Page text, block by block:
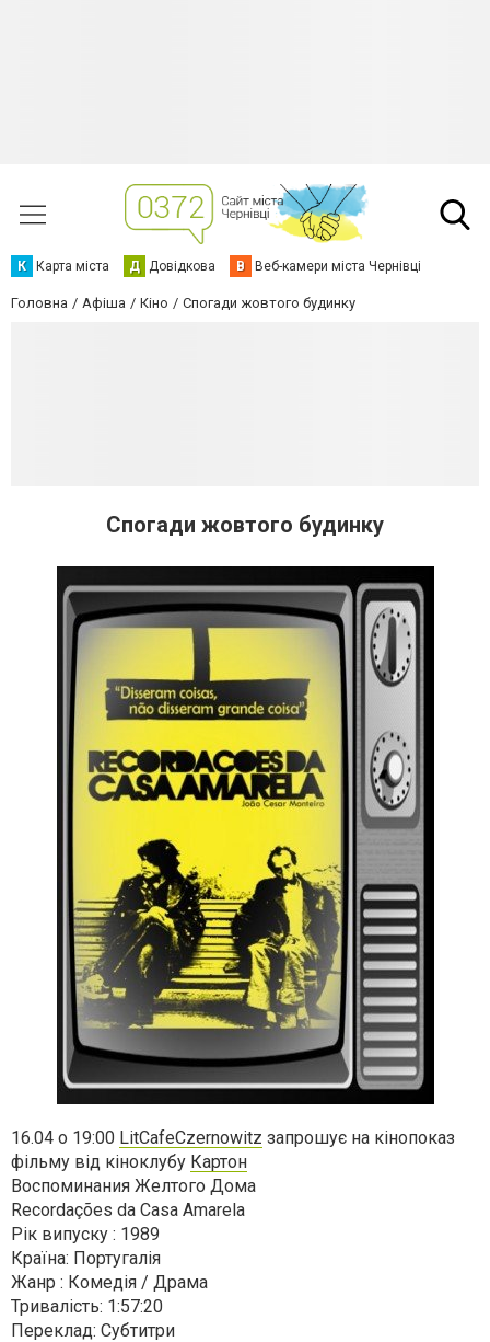
К Карта міста Д Довідкова В Веб-камери міста Чернівці
Головна Афіша Кіно Спогади жовтого будинку
Спогади жовтого будинку
16.04 о 19:00 LitCafeCzernowitz запрошує на кінопоказ
фільму від кіноклубу Картон
Воспоминания Желтого Дома
Recordações da Casa Amarela
Рік випуску : 1989
Країна: Португалія
Жанр : Комедія / Драма
Тривалість: 1:57:20
Переклад: Субтитри